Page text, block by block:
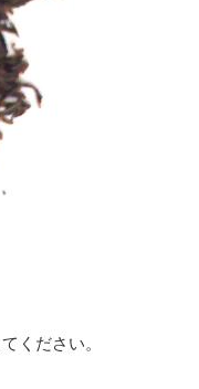
てください。